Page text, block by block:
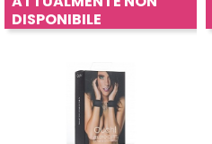
DISPONIBILE